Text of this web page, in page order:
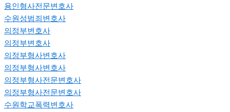
용인형사전문변호사
수원성범죄변호사
의정부변호사
의정부변호사
의정부형사변호사
의정부형사변호사
의정부형사전문변호사
의정부형사전문변호사
수원학교폭력변호사